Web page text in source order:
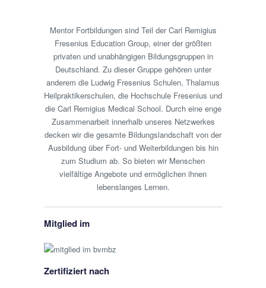
Mentor Fortbildungen sind Teil der Carl Remigius
Fresenius Education Group, einer der größten
privaten und unabhängigen Bildungsgruppen in
Deutschland. Zu dieser Gruppe gehören unter
anderem die Ludwig Fresenius Schulen, Thalamus
Heilpraktikerschulen, die Hochschule Fresenius und
die Carl Remigius Medical School. Durch eine enge
Zusammenarbeit innerhalb unseres Netzwerkes
decken wir die gesamte Bildungslandschaft von der
Ausbildung über Fort- und Weiterbildungen bis hin
zum Studium ab. So bieten wir Menschen
vielfältige Angebote und ermöglichen ihnen
lebenslanges Lernen.
Mitglied im
Zertifiziert nach